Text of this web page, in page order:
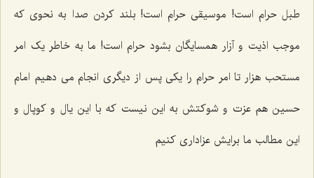
طبل حرام است! موسیقی حرام است! بلند کردن صدا به نحوی که
موجب اذیت و آزار همسایگان بشود حرام است! ما به خاطر یک امر
مستحب هزار تا امر حرام را یکی پس از دیگری انجام می دهیم امام
حسین هم عزت و شوکتش به این نیست که با این یال و کوپال و
این مطالب ما برایش عزاداری کنیم